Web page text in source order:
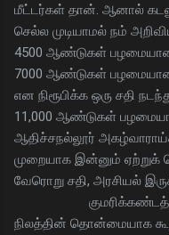
மீட்டர்கள் தான். ஆனால்
செல்ல முடியாமல் நம்
4500 ஆண்டுகள் பழமையான
7000 ஆண்டுகள்
என நிரூபிக்க ஒரு சதி
11,000 ஆண்டுகள்
ஆதிச்சநல்லூர்
முறையாக இன்னும்
வேரொறு சதி, அரசியல்
நிலத்தின் தொன்மையாக